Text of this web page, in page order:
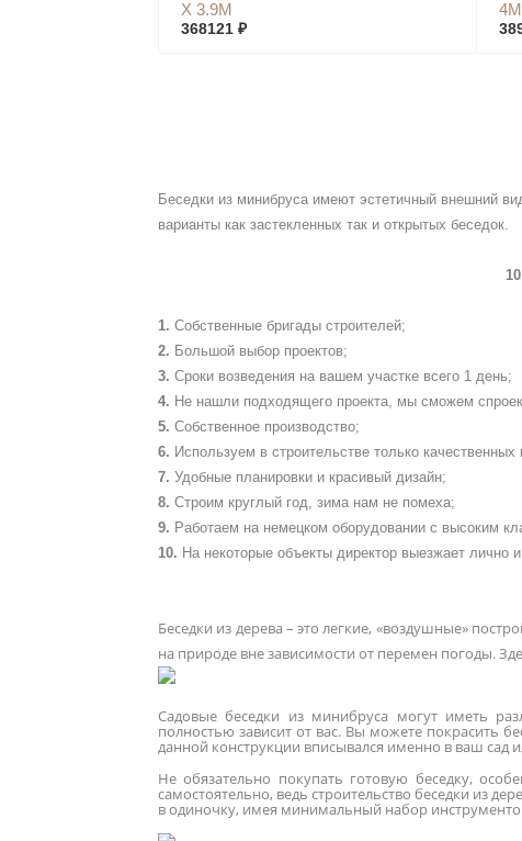
Х 3.9М
368121 ₽
Беседки из минибруса имеют эстетичный внешний
варианты как застекленных так и открытых беседок.
Собственные бригады строителей;
Большой выбор проектов;
Сроки возведения на вашем участке всего 1 день;
Не нашли подходящего проекта, мы сможем
Собственное производство;
Используем в строительстве только
Удобные планировки и красивый дизайн;
Строим круглый год, зима нам не помеха;
Работаем на немецком оборудовании с высоким
На некоторые объекты директор выезжает лично
Беседки из дерева – это легкие, «воздушные»
на природе вне зависимости от перемен погоды.
Садовые беседки из минибруса могут иметь
полностью зависит от вас. Вы можете покрасить
данной конструкции вписывался именно в ваш сад
Не обязательно покупать готовую беседку,
самостоятельно, ведь строительство беседки из
в одиночку, имея минимальный набор